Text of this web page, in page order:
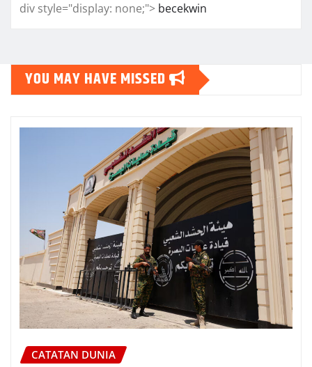
div style="display: none;"> becekwin
YOU MAY HAVE MISSED
CATATAN DUNIA